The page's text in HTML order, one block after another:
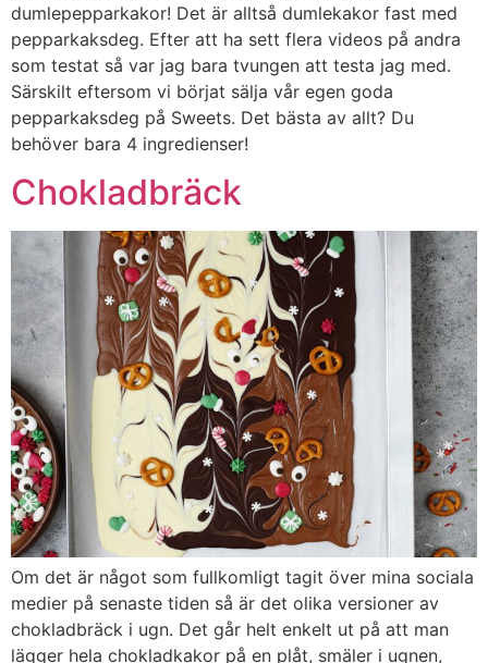
dumlepepparkakor! Det är alltså dumlekakor fast med
pepparkaksdeg. Efter att ha sett flera videos på andra
som testat så var jag bara tvungen att testa jag med.
Särskilt eftersom vi börjat sälja vår egen goda
pepparkaksdeg på Sweets. Det bästa av allt? Du
behöver bara 4 ingredienser!
Chokladbräck
Om det är något som fullkomligt tagit över mina sociala
medier på senaste tiden så är det olika versioner av
chokladbräck i ugn. Det går helt enkelt ut på att man
lägger hela chokladkakor på en plåt, smäler i ugnen,